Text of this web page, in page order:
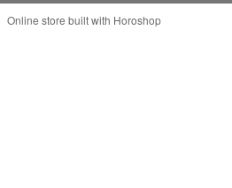
Online store built with Horoshop